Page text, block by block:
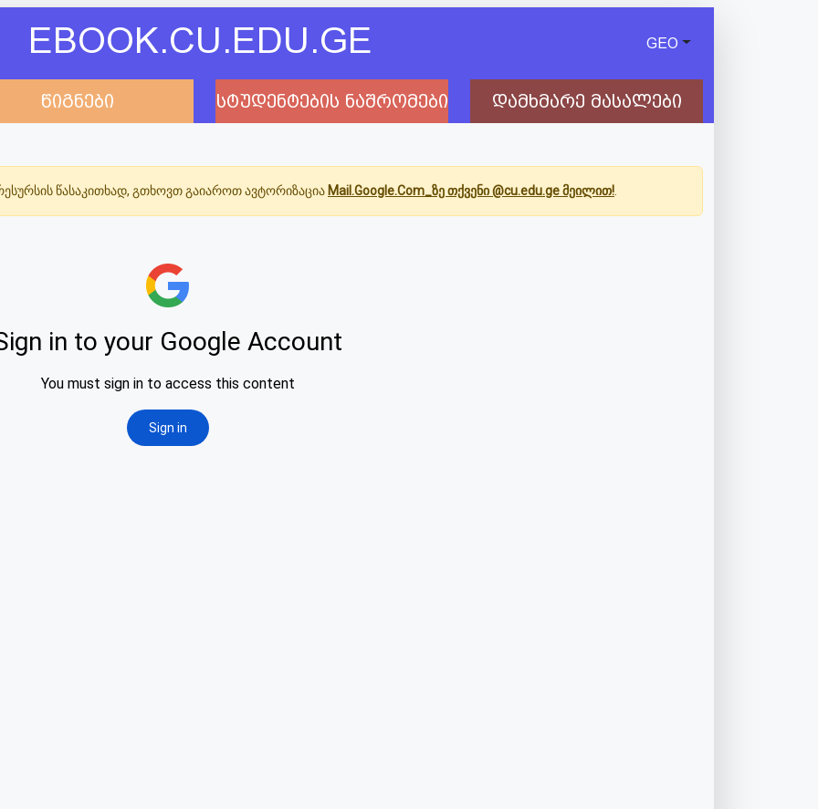
EBOOK.CU.EDU.GE GEO
წიგნები სტუდენტების ნაშრომები დამხმარე მასალები
წასაკითხად, გთხოვთ გაიაროთ ავტორიზაცია Mail.Google.Com_ზე თქვენი @cu.edu.ge მეილით!